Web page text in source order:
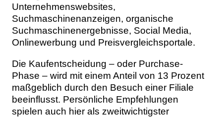
Unternehmenswebsites,
Suchmaschinenanzeigen, organische
Suchmaschinenergebnisse, Social Media,
Onlinewerbung und Preisvergleichsportale.
Die Kaufentscheidung – oder Purchase-
Phase – wird mit einem Anteil von 13 Prozent
maßgeblich durch den Besuch einer Filiale
beeinflusst. Persönliche Empfehlungen
spielen auch hier als zweitwichtigster